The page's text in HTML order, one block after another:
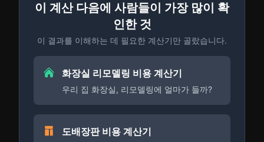
이 계산 다음에 사람들이 가장 많이 확
인한 것
이 결과를 이해하는 데 필요한 계산기만 골랐습니다.
화장실 리모델링 비용 계산기
우리 집 화장실, 리모델링에 얼마가 들까?
도배장판 비용 계산기